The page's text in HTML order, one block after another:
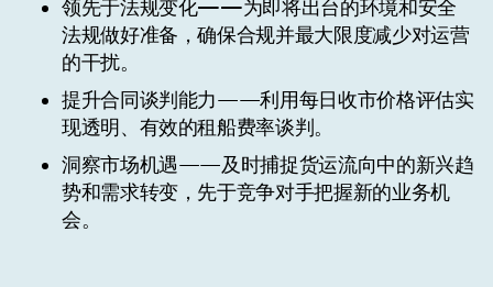
领先于法规变化——为即将出台的环境和安全
法规做好准备，确保合规并最大限度减少对运营
的干扰。
提升合同谈判能力——利用每日收市价格评估实
现透明、有效的租船费率谈判。
洞察市场机遇——及时捕捉货运流向中的新兴趋
势和需求转变，先于竞争对手把握新的业务机
会。